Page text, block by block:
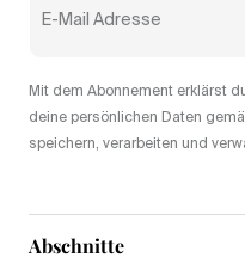
Abschnitte
Mit dem Abonnement erklärst
deine persönlichen Daten
speichern, verarbeiten und